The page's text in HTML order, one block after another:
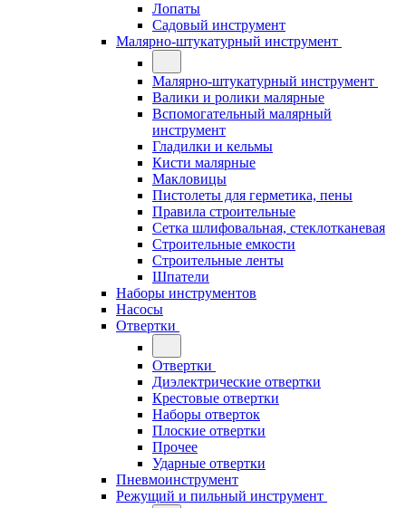
Лопаты
Садовый инструмент
Малярно-штукатурный инструмент
Малярно-штукатурный инструмент
Валики и ролики малярные
Вспомогательный малярный
инструмент
Гладилки и кельмы
Кисти малярные
Макловицы
Пистолеты для герметика, пены
Правила строительные
Сетка шлифовальная, стеклотканевая
Строительные емкости
Строительные ленты
Шпатели
Наборы инструментов
Насосы
Отвертки
Отвертки
Диэлектрические отвертки
Крестовые отвертки
Наборы отверток
Плоские отвертки
Прочее
Ударные отвертки
Пневмоинструмент
Режущий и пильный инструмент